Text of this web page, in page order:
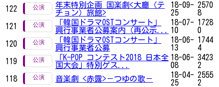
122
年末特別企画 国楽劇<大廳（テ
チョン）旅館>
18-09-
25
2570
8
121
「韓国ドラマOSTコンサート」
興行事業者公募案内（再公示...
18-07-
10
1728
0
120
「韓国ドラマOSTコンサート」
興行事業者公募
18-06-
13
1744
4
119
「K-POP コンテスト2018 日本全
国大会」特別ゲス...
18-06-
08
3423
2
118
音楽劇 <赤露>－つゆの歌－
18-04-
25
2555
2